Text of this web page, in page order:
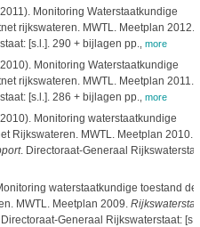
Monitoring Waterstaatkundige
rijkswateren. MWTL. Meetplan 2012.
[s.l.]. 290 + bijlagen pp. more
Monitoring Waterstaatkundige
rijkswateren. MWTL. Meetplan 2011.
[s.l.]. 286 + bijlagen pp. more
Monitoring waterstaatkundige
Rijkswateren. MWTL. Meetplan 2010.
. Directoraat-Generaal
waterstaatkundige toestand
MWTL. Meetplan 2009.
Generaal Rijkswaterstaat: